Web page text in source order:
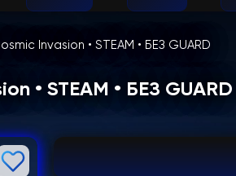
Invasion • STEAM • БЕЗ GUARD
• STEAM • БЕЗ GUARD